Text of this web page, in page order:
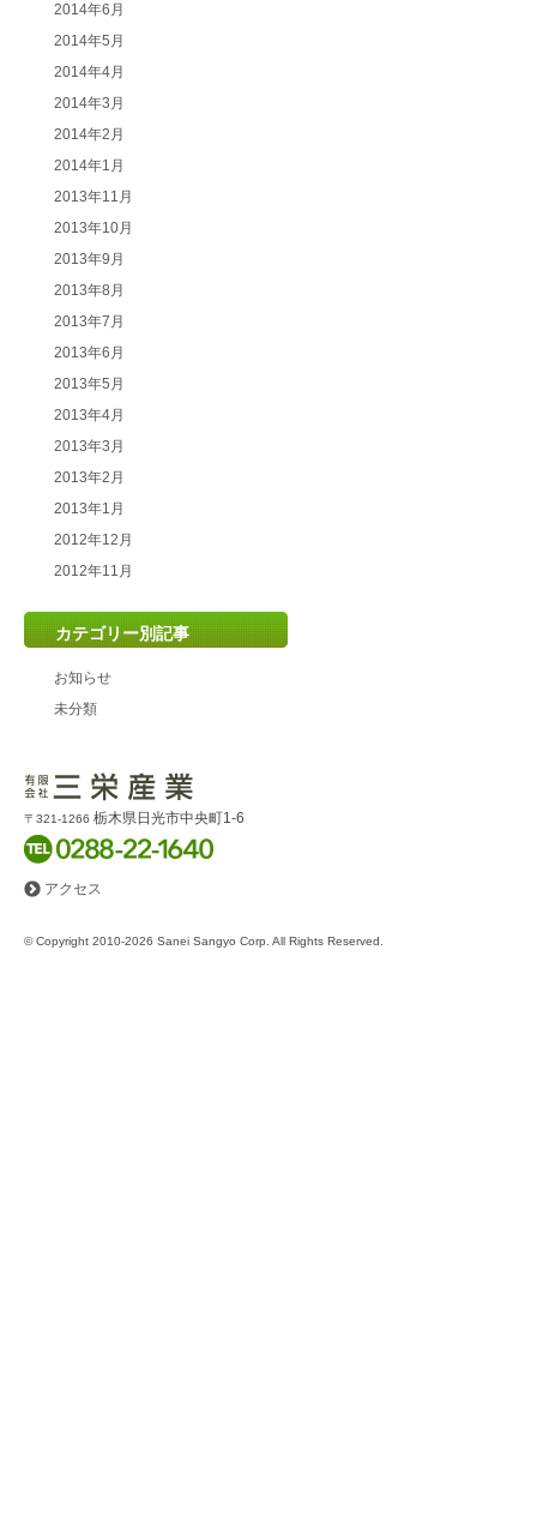
2014年6月
2014年5月
2014年4月
2014年3月
2014年2月
2014年1月
2013年11月
2013年10月
2013年9月
2013年8月
2013年7月
2013年6月
2013年5月
2013年4月
2013年3月
2013年2月
2013年1月
2012年12月
2012年11月
カテゴリー別記事
お知らせ
未分類
〒321-1266 栃木県日光市中央町1-6
アクセス
© Copyright 2010-2026 Sanei Sangyo Corp. All Rights Reserved.